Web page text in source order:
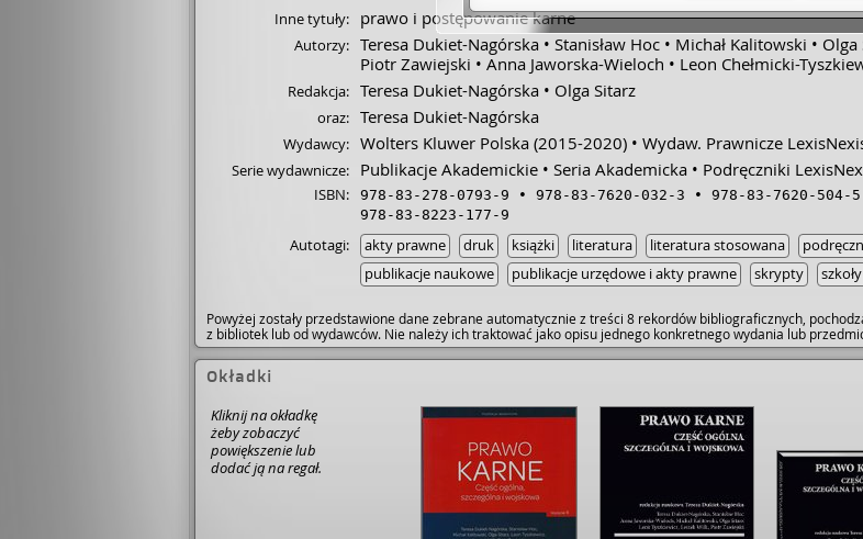
Inne tytuły: prawo i postępowanie karne
Autorzy: Teresa Dukiet-Nagórska Stanisław Hoc Michał Kalitowski Olga
Piotr Zawiejski
Anna Jaworska-Wieloch Leon Chełmicki-
Redakcja: Teresa Dukiet-Nagórska Olga Sitarz
oraz: Teresa Dukiet-Nagórska
Wydawcy: Wolters Kluwer Polska (2015-2020) Wydaw. Prawnicze
Serie wydawnicze: Publikacje Akademickie Seria Akademicka Podręczniki
ISBN: 978-83-278-0793-9 978-83-7620-032-3 978-83-7620-504-5
978-83-8223-177-9
Autotagi: akty prawne druk książki literatura literatura stosowana
publikacje naukowe
publikacje urzędowe i akty prawne skrypty
Powyżej zostały przedstawione dane zebrane automatycznie z treści 8 rekordów bibliograficznych,
z bibliotek lub od wydawców. Nie należy ich traktować jako opisu jednego konkretnego wydania lub
Okładki
Kliknij na okładkę
żeby zobaczyć
powiększenie lub
dodać ją na regał.